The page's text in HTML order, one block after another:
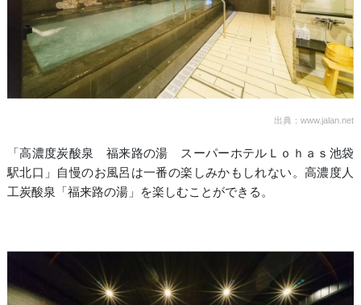
出典：www.jalan.net
「高濃度炭酸泉 福来路の湯 スーパーホテルＬｏｈａｓ池袋
駅北口」自慢のお風呂は一番の楽しみかもしれない。高濃度人
工炭酸泉「福来路の湯」を楽しむことができる。